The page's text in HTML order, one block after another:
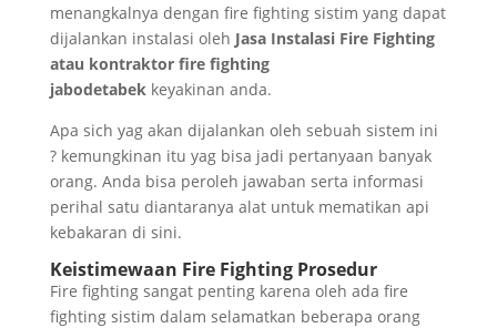
menangkalnya dengan fire fighting sistim yang dapat
dijalankan instalasi oleh Jasa Instalasi Fire Fighting
atau kontraktor fire fighting
jabodetabekkeyakinan anda.
Apa sich yag akan dijalankan oleh sebuah sistem ini
? kemungkinan itu yag bisa jadi pertanyaan banyak
orang. Anda bisa peroleh jawaban serta informasi
perihal satu diantaranya alat untuk mematikan api
kebakaran di sini.
Keistimewaan Fire Fighting Prosedur
Fire fighting sangat penting karena oleh ada fire
fighting sistim dalam selamatkan beberapa orang